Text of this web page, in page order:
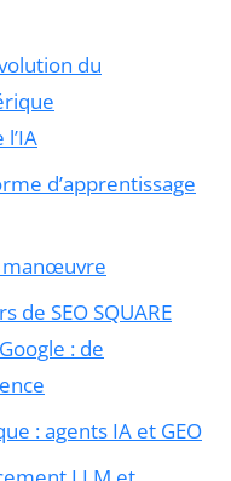
du
d’apprentissage
manœuvre
de SEO SQUARE
: de
: agents IA et GEO